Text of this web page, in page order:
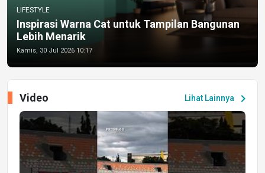
LIFESTYLE
Inspirasi Warna Cat untuk Tampilan Bangunan
Lebih Menarik
Kamis, 30 Jul 2026 10:17
Lihat Lainnya chevron_right
Video